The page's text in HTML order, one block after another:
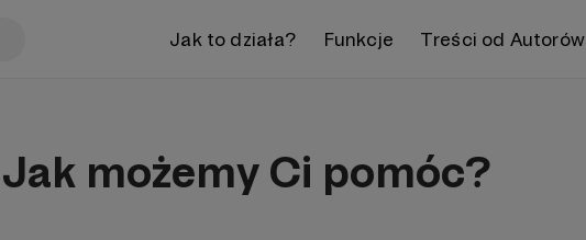
Jak to działa? Funkcje Treści od Autorów
Jak możemy Ci pomóc?